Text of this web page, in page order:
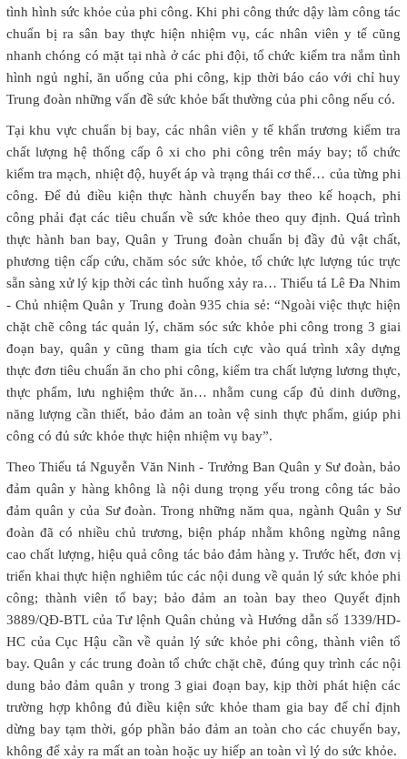
tình hình sức khỏe của phi công. Khi phi công thức dậy làm công tác
chuẩn bị ra sân bay thực hiện nhiệm vụ, các nhân viên y tế cũng
nhanh chóng có mặt tại nhà ở các phi đội, tổ chức kiểm tra nắm tình
hình ngủ nghỉ, ăn uống của phi công, kịp thời báo cáo với chỉ huy
Trung đoàn những vấn đề sức khỏe bất thường của phi công nếu có.
Tại khu vực chuẩn bị bay, các nhân viên y tế khẩn trương kiểm tra
chất lượng hệ thống cấp ô xi cho phi công trên máy bay; tổ chức
kiểm tra mạch, nhiệt độ, huyết áp và trạng thái cơ thể… của từng phi
công. Để đủ điều kiện thực hành chuyến bay theo kế hoạch, phi
công phải đạt các tiêu chuẩn về sức khỏe theo quy định. Quá trình
thực hành ban bay, Quân y Trung đoàn chuẩn bị đầy đủ vật chất,
phương tiện cấp cứu, chăm sóc sức khỏe, tổ chức lực lượng túc trực
sẵn sàng xử lý kịp thời các tình huống xảy ra… Thiếu tá Lê Đa Nhim
- Chủ nhiệm Quân y Trung đoàn 935 chia sẻ: “Ngoài việc thực hiện
chặt chẽ công tác quản lý, chăm sóc sức khỏe phi công trong 3 giai
đoạn bay, quân y cũng tham gia tích cực vào quá trình xây dựng
thực đơn tiêu chuẩn ăn cho phi công, kiểm tra chất lượng lương thực,
thực phẩm, lưu nghiệm thức ăn… nhằm cung cấp đủ dinh dưỡng,
năng lượng cần thiết, bảo đảm an toàn vệ sinh thực phẩm, giúp phi
công có đủ sức khỏe thực hiện nhiệm vụ bay”.
Theo Thiếu tá Nguyễn Văn Ninh - Trưởng Ban Quân y Sư đoàn, bảo
đảm quân y hàng không là nội dung trọng yếu trong công tác bảo
đảm quân y của Sư đoàn. Trong những năm qua, ngành Quân y Sư
đoàn đã có nhiều chủ trương, biện pháp nhằm không ngừng nâng
cao chất lượng, hiệu quả công tác bảo đảm hàng y. Trước hết, đơn vị
triển khai thực hiện nghiêm túc các nội dung về quản lý sức khỏe phi
công; thành viên tổ bay; bảo đảm an toàn bay theo Quyết định
3889/QĐ-BTL của Tư lệnh Quân chủng và Hướng dẫn số 1339/HD-
HC của Cục Hậu cần về quản lý sức khỏe phi công, thành viên tổ
bay. Quân y các trung đoàn tổ chức chặt chẽ, đúng quy trình các nội
dung bảo đảm quân y trong 3 giai đoạn bay, kịp thời phát hiện các
trường hợp không đủ điều kiện sức khỏe tham gia bay để chỉ định
dừng bay tạm thời, góp phần bảo đảm an toàn cho các chuyến bay,
không để xảy ra mất an toàn hoặc uy hiếp an toàn vì lý do sức khỏe.